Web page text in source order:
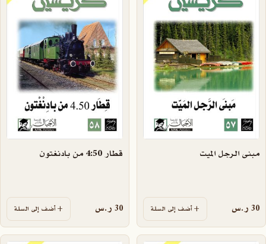
مبنى الرجل الميت
30 ر.س أضف إلى السلة
قطار 4:50 من بادنغتون
30 ر.س أضف إلى السلة